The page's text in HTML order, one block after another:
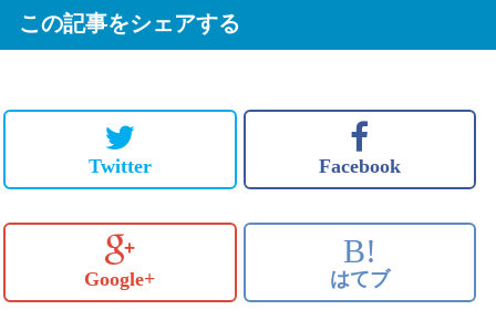
この記事をシェアする
Twitter Facebook
Google+
B!
はてブ